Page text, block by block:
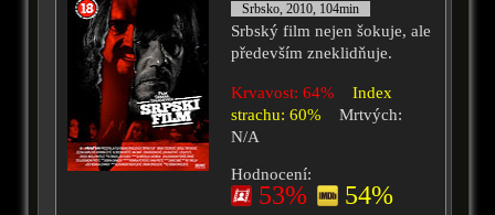
Srbsko, 2010, 104min
Srbský film nejen šokuje, ale
především zneklidňuje.
Krvavost: 64%
Index
strachu: 60%
Mrtvých:
N/A
Hodnocení:
53% 54%